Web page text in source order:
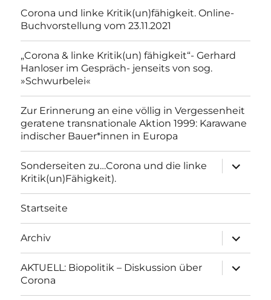
Corona und linke Kritik(un)fähigkeit. Online-
Buchvorstellung vom 23.11.2021
„Corona & linke Kritik(un) fähigkeit“- Gerhard
Hanloser im Gespräch- jenseits von sog.
»Schwurbelei«
Zur Erinnerung an eine völlig in Vergessenheit
geratene transnationale Aktion 1999: Karawane
indischer Bauer*innen in Europa
Sonderseiten zu…Corona und die linke
Kritik(un)Fähigkeit).
anzeigen
Startseite
Archiv
anzeigen
AKTUELL: Biopolitik – Diskussion über
Corona
anzeigen